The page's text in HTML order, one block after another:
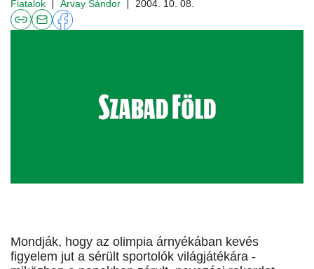
Fiatalok Árvay Sándor 2004. 10. 08.
Mondják, hogy az olimpia árnyékában kevés
figyelem jut a sérült sportolók világjátékára -